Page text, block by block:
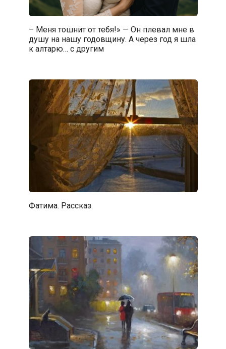
– Меня тошнит от тебя!» — Он плевал мне в
душу на нашу годовщину. А через год я шла
к алтарю… с другим
Фатима. Рассказ.